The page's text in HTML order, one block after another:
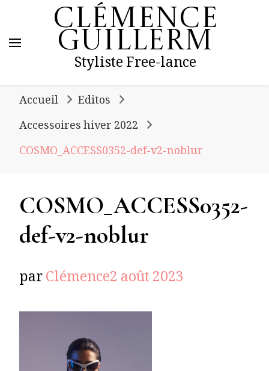
Clémence
Guillerm
Styliste Free-lance
Accueil
Editos
Accessoires hiver 2022
COSMO_ACCESS0352-def-v2-noblur
COSMO_ACCESS0352-
def-v2-noblur
parClémence2 août 2023